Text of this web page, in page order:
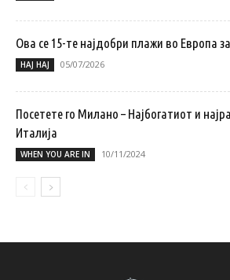
Ова се 15-те најдобри плажи во Европа
НАЈ НАЈ 05/07/2026
Посетете го Милано – Најбогатиот и
Италија
WHEN YOU ARE IN 10/11/2024